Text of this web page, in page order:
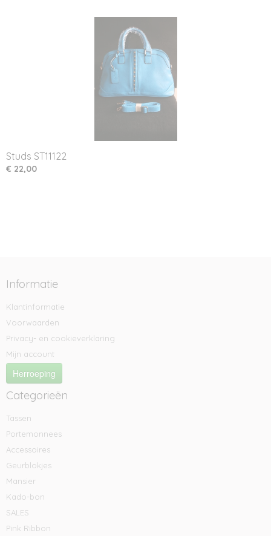
Studs ST11122
€ 22,00
Informatie
Klantinformatie
Voorwaarden
Privacy- en cookieverklaring
Mijn account
Herroeping
Categorieën
Tassen
Portemonnees
Accessoires
Geurblokjes
Mansier
Kado-bon
SALES
Pink Ribbon